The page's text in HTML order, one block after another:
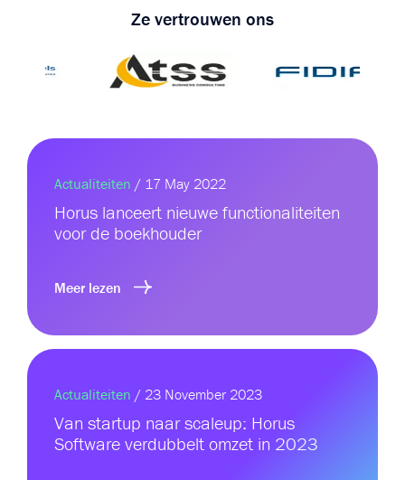
Ze vertrouwen ons
Actualiteiten / 17 May 2022
Horus lanceert nieuwe functionaliteiten
voor de boekhouder
Meer lezen
Actualiteiten / 23 November 2023
Van startup naar scaleup: Horus
Software verdubbelt omzet in 2023